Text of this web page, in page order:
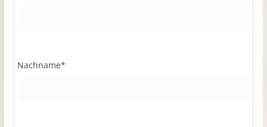
Nachname*